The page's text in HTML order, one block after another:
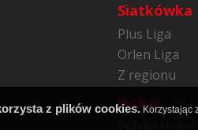
Siatkówka
Plus Liga
Orlen Liga
Z regionu
Hokej
Polska Hokej
z plików cookies. Korzystając